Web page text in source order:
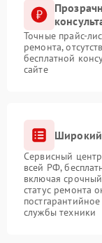
Точные прайс-
ремонта,
бесплатной
сайте
Широкий
Сервисный
всей РФ,
включая
статус ремонта
службы техники